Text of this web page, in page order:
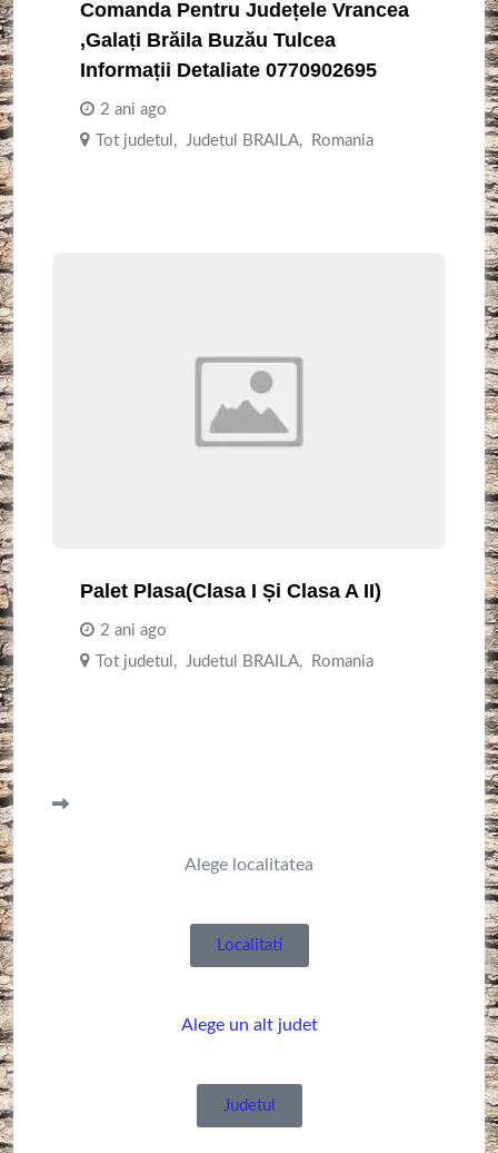
Comanda Pentru Județele Vrancea
,Galați Brăila Buzău Tulcea
Informații Detaliate 0770902695
2 ani ago
Tot judetul , Judetul BRAILA, Romania
Palet Plasa(clasa I Și Clasa A II)
2 ani ago
Tot judetul , Judetul BRAILA, Romania
Alege localitatea
Localitati
Alege un alt judet
Judetul